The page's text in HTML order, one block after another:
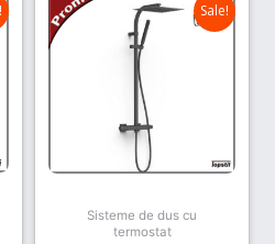
Sale!
Sisteme de dus cu
termostat